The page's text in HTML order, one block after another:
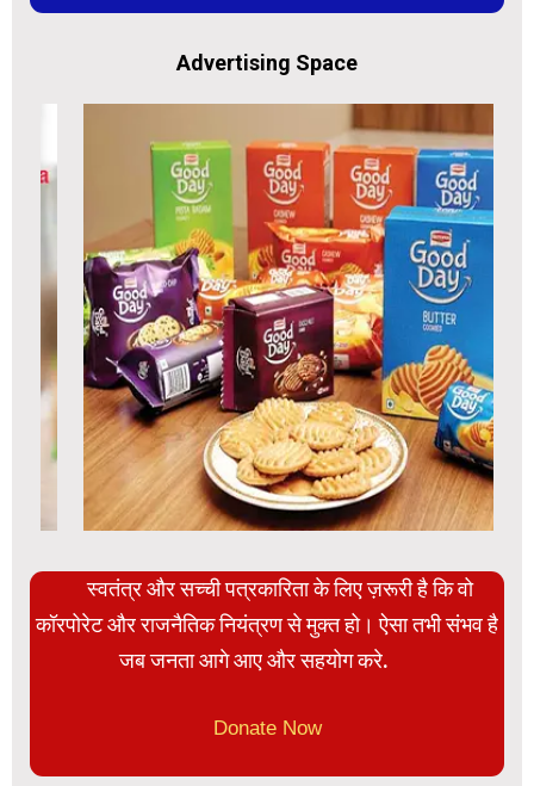
Advertising Space
स्वतंत्र और सच्ची पत्रकारिता के लिए ज़रूरी है कि वो
कॉरपोरेट और राजनैतिक नियंत्रण से मुक्त हो। ऐसा तभी संभव है
जब जनता आगे आए और सहयोग करे.
Donate Now